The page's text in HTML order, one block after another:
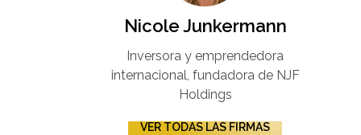
Nicole Junkermann​
Inversora y emprendedora
internacional, fundadora de NJF
Holdings
VER TODAS LAS FIRMAS